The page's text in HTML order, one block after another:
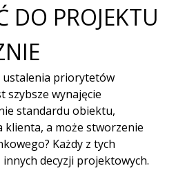
DO PROJEKTU
ustalenia priorytetów
szybsze wynajęcie
standardu obiektu,
klienta, a może stworzenie
Każdy z tych
decyzji projektowych.